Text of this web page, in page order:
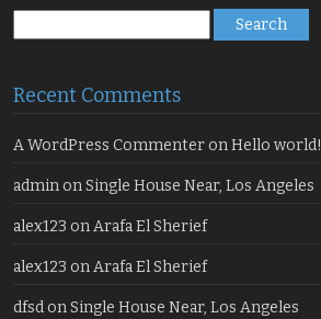
for:
Recent Comments
A WordPress Commenter onHello world!
admin onSingle House Near, Los Angeles
alex123 onArafa El Sherief
alex123 onArafa El Sherief
dfsd onSingle House Near, Los Angeles